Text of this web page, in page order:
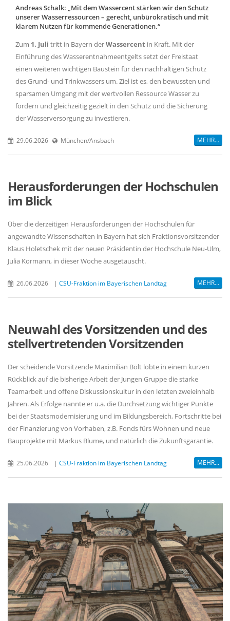
Andreas Schalk: „Mit dem Wassercent stärken wir den Schutz
unserer Wasserressourcen – gerecht, unbürokratisch und mit
klarem Nutzen für kommende Generationen.“
Zum 1. Juli tritt in Bayern derWassercent in Kraft. Mit der
Einführung des Wasserentnahmeentgelts setzt der Freistaat
einen weiteren wichtigen Baustein für den nachhaltigen Schutz
des Grund- und Trinkwassers um. Ziel ist es, den bewussten und
sparsamen Umgang mit der wertvollen Ressource Wasser zu
fördern und gleichzeitig gezielt in den Schutz und die Sicherung
der Wasserversorgung zu investieren.
29.06.2026 München/Ansbach MEHR...
Herausforderungen der Hochschulen
im Blick
Über die derzeitigen Herausforderungen der Hochschulen für
angewandte Wissenschaften in Bayern hat sich Fraktionsvorsitzender
Klaus Holetschek mit der neuen Präsidentin der Hochschule Neu-Ulm,
Julia Kormann, in dieser Woche ausgetauscht.
26.06.2026 | CSU-Fraktion im Bayerischen Landtag MEHR...
Neuwahl des Vorsitzenden und des
stellvertretenden Vorsitzenden
Der scheidende Vorsitzende Maximilian Bölt lobte in einem kurzen
Rückblick auf die bisherige Arbeit der Jungen Gruppe die starke
Teamarbeit und offene Diskussionskultur in den letzten zweieinhalb
Jahren. Als Erfolge nannte er u.a. die Durchsetzung wichtiger Punkte
bei der Staatsmodernisierung und im Bildungsbereich, Fortschritte bei
der Finanzierung von Vorhaben, z.B. Fonds fürs Wohnen und neue
Bauprojekte mit Markus Blume, und natürlich die Zukunftsgarantie.
25.06.2026 | CSU-Fraktion im Bayerischen Landtag MEHR...